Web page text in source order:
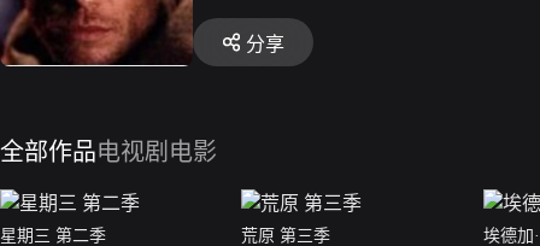
分享
全部作品电视剧 电影
星期三 第二季
荒原 第三季
埃德加